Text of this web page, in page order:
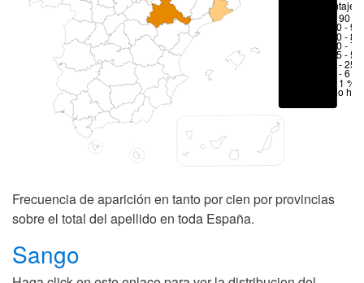
Porcentajes
> 90 %
80 -
70 -
50 -
25 -
6 - 25
1 - 6 %
< 1 %
No hay
Frecuencia de aparición en tanto por cien por provincias
sobre el total del apellido en toda España.
Sango